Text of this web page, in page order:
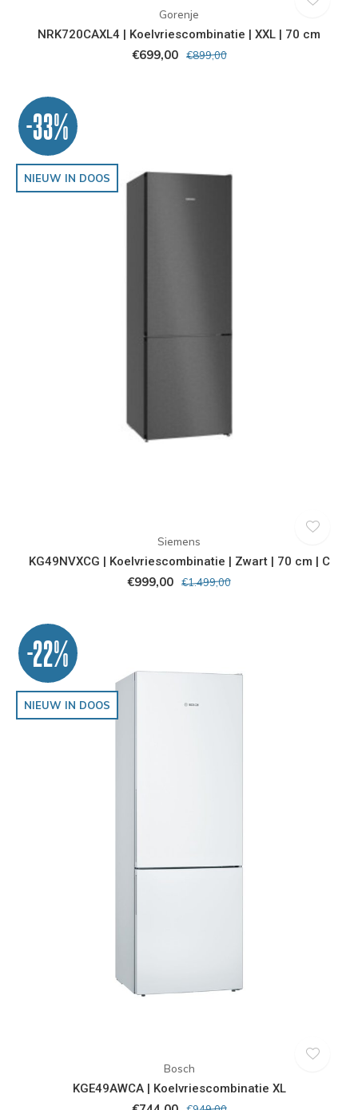
Gorenje
NRK720CAXL4 | Koelvriescombinatie | XXL | 70 cm
€699,00 €899,00
-33%
NIEUW IN DOOS
Siemens
KG49NVXCG | Koelvriescombinatie | Zwart | 70 cm | C
€999,00 €1.499,00
-22%
NIEUW IN DOOS
Bosch
KGE49AWCA | Koelvriescombinatie XL